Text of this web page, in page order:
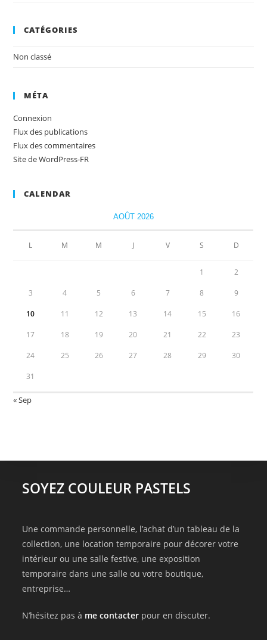
CATÉGORIES
Non classé
MÉTA
Connexion
Flux des publications
Flux des commentaires
Site de WordPress-FR
CALENDAR
AOÛT 2026
L M M J V S D
1 2
3 4 5 6 7 8 9
10 11 12 13 14 15 16
17 18 19 20 21 22 23
24 25 26 27 28 29 30
31
« Sep
SOYEZ COULEUR PASTELS
Une commande personnelle, l’achat d’un tableau de la
collection, une location temporaire pour décorer votre
intérieur ou une salle festive, une exposition
temporaire dans une salle ou votre boutique,
entreprise…
N’hésitez pas à me contacter pour en discuter.